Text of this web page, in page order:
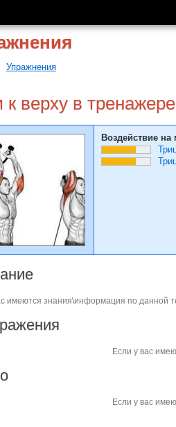
Упражнения
верху в тренажере
Воздействие
имеются знания\информация по данной
Если у вас
Если у вас